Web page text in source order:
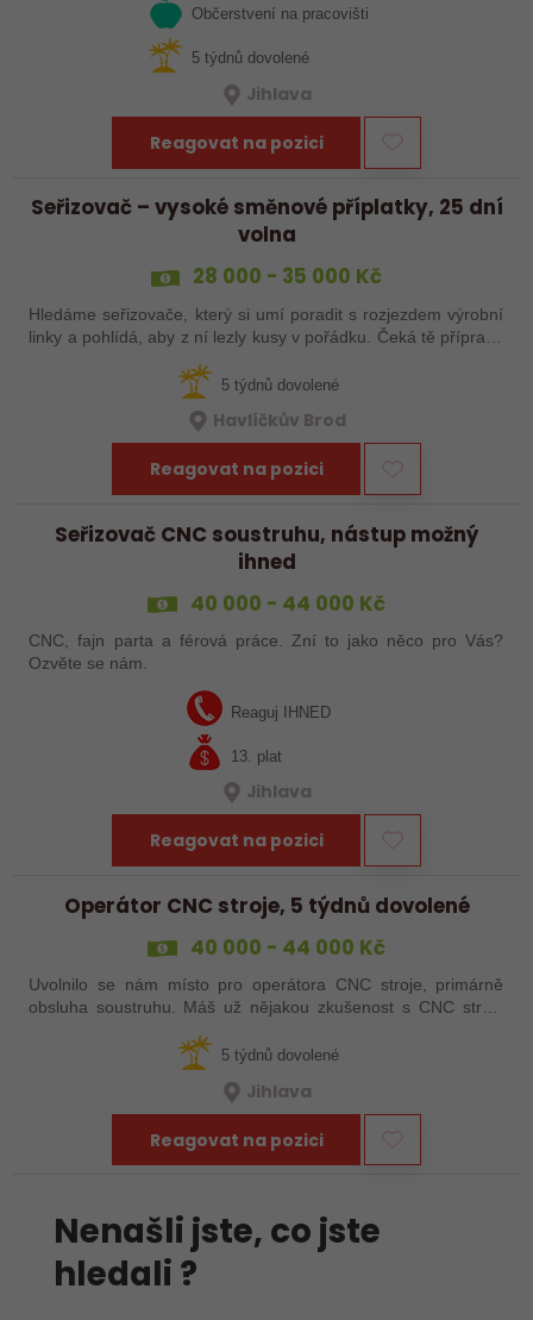
Občerstvení na pracovišti
5 týdnů dovolené
Jihlava
Reagovat na pozici
Seřizovač – vysoké směnové příplatky, 25 dní
volna
28 000 - 35 000 Kč
Hledáme seřizovače, který si umí poradit s rozjezdem výrobní
linky a pohlídá, aby z ní lezly kusy v pořádku. Čeká tě příprava
5 týdnů dovolené
Havlíčkův Brod
Reagovat na pozici
Seřizovač CNC soustruhu, nástup možný
ihned
40 000 - 44 000 Kč
CNC, fajn parta a férová práce. Zní to jako něco pro Vás?
Ozvěte se nám.
Reaguj IHNED
13. plat
Jihlava
Reagovat na pozici
Operátor CNC stroje, 5 týdnů dovolené
40 000 - 44 000 Kč
Uvolnilo se nám místo pro operátora CNC stroje, primárně
obsluha soustruhu. Máš už nějakou zkušenost s CNC stroji,
pošli životopis. Rádi…
5 týdnů dovolené
Jihlava
Reagovat na pozici
Nenašli jste, co jste
hledali ?